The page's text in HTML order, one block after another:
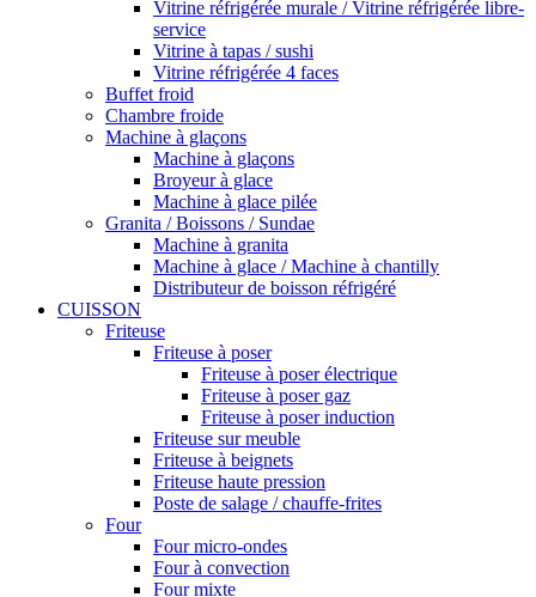
Vitrine réfrigérée murale / Vitrine réfrigérée libre-
service
Vitrine à tapas / sushi
Vitrine réfrigérée 4 faces
Buffet froid
Chambre froide
Machine à glaçons
Machine à glaçons
Broyeur à glace
Machine à glace pilée
Granita / Boissons / Sundae
Machine à granita
Machine à glace / Machine à chantilly
Distributeur de boisson réfrigéré
CUISSON
Friteuse
Friteuse à poser
Friteuse à poser électrique
Friteuse à poser gaz
Friteuse à poser induction
Friteuse sur meuble
Friteuse à beignets
Friteuse haute pression
Poste de salage / chauffe-frites
Four
Four micro-ondes
Four à convection
Four mixte